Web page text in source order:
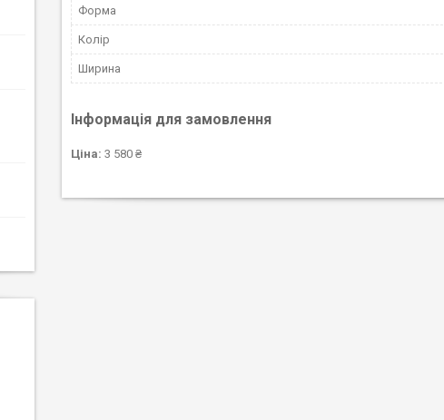
Форма
Колір
Ширина
Інформація для замовлення
Ціна: 3 580 ₴